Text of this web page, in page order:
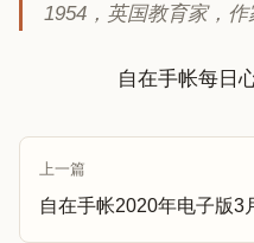
1954，英国教育家，作
自在手帐每日
上一篇
自在手帐2020年电子版3